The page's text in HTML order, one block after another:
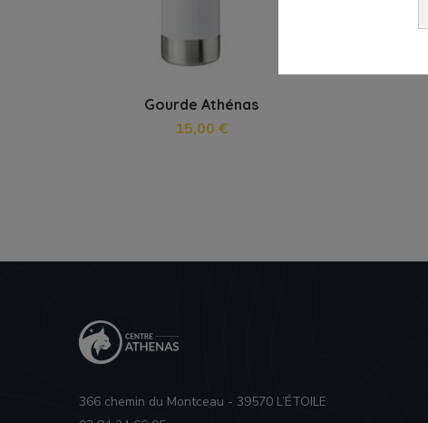
Gourde Athénas
15,00 €
366 chemin du Montceau - 39570 L’ÉTOILE